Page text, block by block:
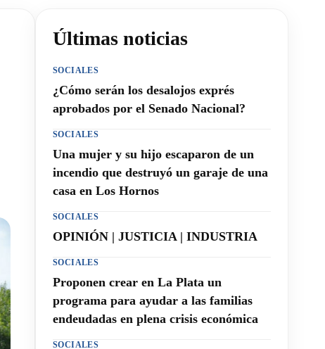
Últimas noticias
SOCIALES
¿Cómo serán los desalojos exprés
aprobados por el Senado Nacional?
SOCIALES
Una mujer y su hijo escaparon de un
incendio que destruyó un garaje de una
casa en Los Hornos
SOCIALES
OPINIÓN | JUSTICIA | INDUSTRIA
SOCIALES
Proponen crear en La Plata un
programa para ayudar a las familias
endeudadas en plena crisis económica
SOCIALES